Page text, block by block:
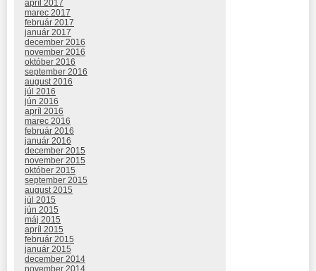
apríl 2017
marec 2017
február 2017
január 2017
december 2016
november 2016
október 2016
september 2016
august 2016
júl 2016
jún 2016
apríl 2016
marec 2016
február 2016
január 2016
december 2015
november 2015
október 2015
september 2015
august 2015
júl 2015
jún 2015
máj 2015
apríl 2015
február 2015
január 2015
december 2014
november 2014